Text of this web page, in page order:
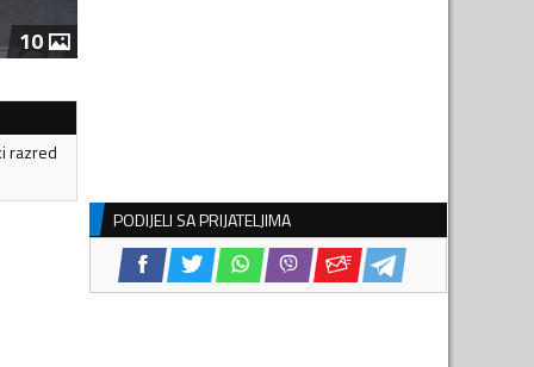
10
razred
PODIJELI SA PRIJATELJIMA